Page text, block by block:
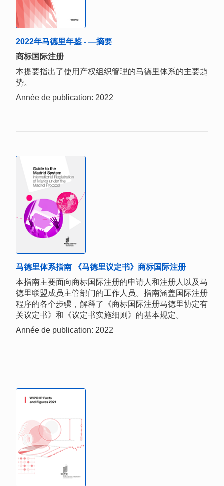
2022年马德里年鉴 - —摘要
商标国际注册
本提要指出了使用产权组织管理的马德里体系的主要趋
势。
Année de publication: 2022
马德里体系指南 《马德里议定书》商标国际注册
本指南主要面向商标国际注册的申请人和注册人以及马
德里联盟成员主管部门的工作人员。指南涵盖国际注册
程序的各个步骤，解释了《商标国际注册马德里协定有
关议定书》和《议定书实施细则》的基本规定。
Année de publication: 2022